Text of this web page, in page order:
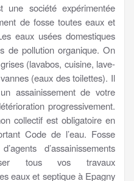
une société expérimentée
de fosse toutes eaux et
eaux usées domestiques
de pollution organique. On
(lavabos, cuisine, lave-
(eaux des toilettes). Il
assainissement de votre
progressivement.
collectif est obligatoire en
Code de l’eau. Fosse
d’assainissements
tous vos travaux
eaux et septique à Epagny